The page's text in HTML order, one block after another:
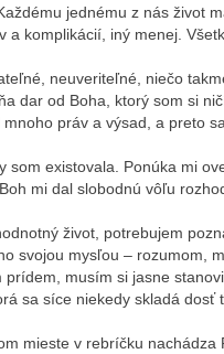
jednému z nás život
a komplikácií, iný menej.
neuveriteľné, niečo
dar od Boha, ktorý som si
práv a výsad, a preto
som existovala. Ponúka mi
mi dal slobodnú vôľu
život, potrebujem
svojou mysľou – rozumom,
musím si jasne
sa síce niekedy skladá
mieste v rebríčku nachádza